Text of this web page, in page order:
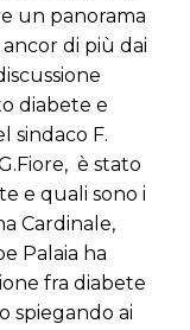
un panorama
di più dai
diabete e
sindaco F.
è stato
e quali sono i
Cardinale,
Palaia ha
fra diabete
spiegando ai